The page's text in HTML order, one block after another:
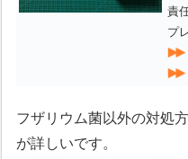
責
プ
フザリウム菌以外の対処
が詳しいです。